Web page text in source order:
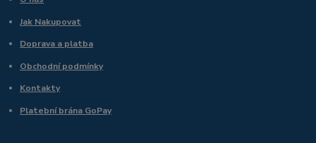
Jak Nakupovat
Doprava a platba
Obchodní podmínky
Kontakty
Platební brána GoPay